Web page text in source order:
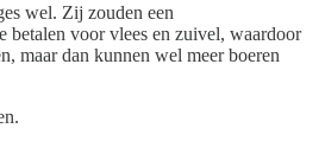
wel. Zij zouden een
betalen voor vlees en zuivel, waardoor
maar dan kunnen wel meer boeren